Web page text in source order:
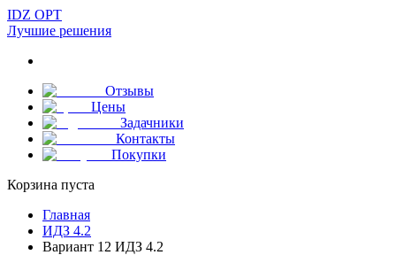
IDZ OPT
Лучшие решения
Отзывы
Цены
Задачники
Контакты
Покупки
Корзина пуста
Главная
ИДЗ 4.2
Вариант 12 ИДЗ 4.2